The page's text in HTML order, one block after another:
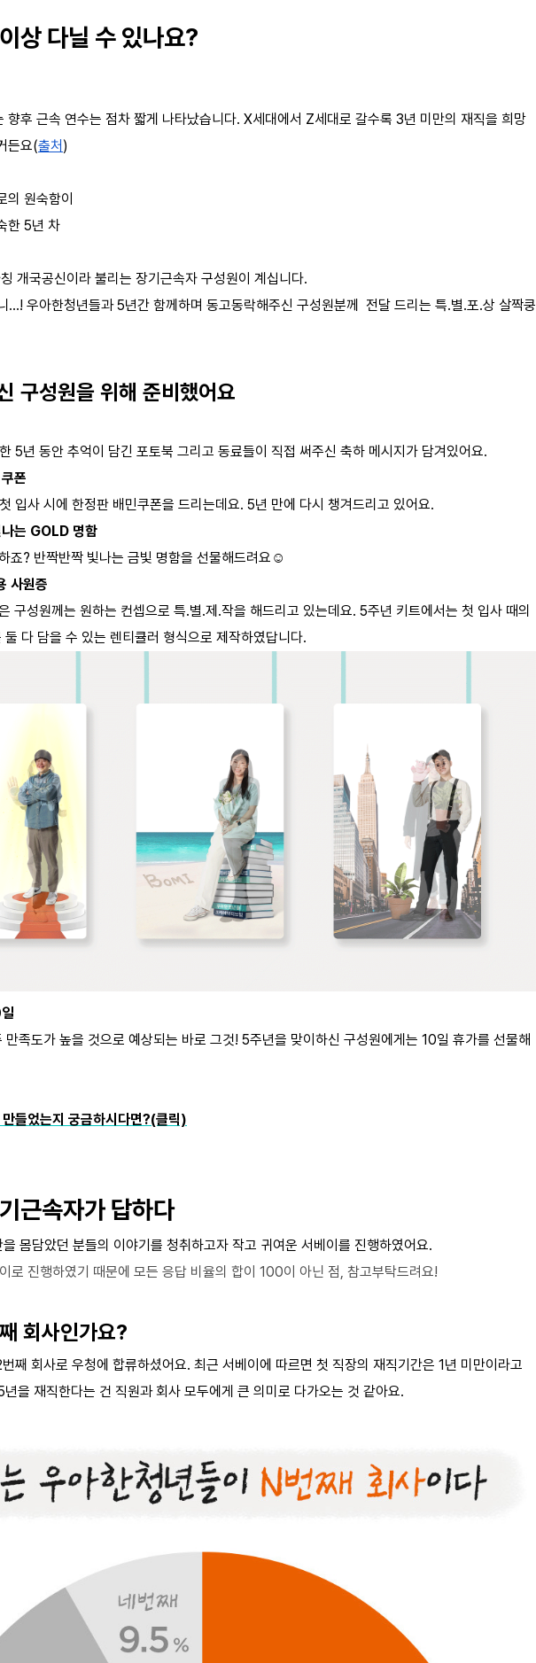
상 다닐 수 있나요?
향후 근속 연수는 점차 짧게 나타났습니다. X세대에서 Z세대로 갈수록 3년 미만의 재직을 희망
든요(출처 )
의 원숙함이
한 5년 차
개국공신이라 불리는 장기근속자 구성원이 계십니다.
우아한청년들과 5년간 함께하며 동고동락해주신 구성원분께 전달 드리는 특.별.포.상 살짝쿵
구성원을 위해 준비했어요
5년 동안 추억이 담긴 포토북 그리고 동료들이 직접 써주신 축하 메시지가 담겨있어요.
폰
입사 시에 한정판 배민쿠폰을 드리는데요. 5년 만에 다시 챙겨드리고 있어요.
는 GOLD 명함
죠? 반짝반짝 빛나는 금빛 명함을 선물해드려요☺️
사원증
구성원께는 원하는 컨셉으로 특.별.제.작을 해드리고 있는데요. 5주년 키트에서는 첫 입사 때의
다 담을 수 있는 렌티큘러 형식으로 제작하였답니다.
만족도가 높을 것으로 예상되는 바로 그것! 5주년을 맞이하신 구성원에게는 10일 휴가를 선물해
들었는지 궁금하시다면?(클릭)
근속자가 답하다
몸담았던 분들의 이야기를 청취하고자 작고 귀여운 서베이를 진행하였어요.
로 진행하였기 때문에 모든 응답 비율의 합이 100이 아닌 점, 참고부탁드려요!
회사인가요?
째 회사로 우청에 합류하셨어요. 최근 서베이에 따르면 첫 직장의 재직기간은 1년 미만이라고
을 재직한다는 건 직원과 회사 모두에게 큰 의미로 다가오는 것 같아요.